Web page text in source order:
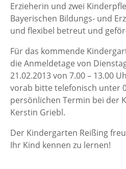
Erzieherin und zwei
Bayerischen Bildungs- und
und flexibel betreut und
Für das kommende
die Anmeldetage von
21.02.2013 von 7.00 – 13.00
vorab bitte telefonisch unter
persönlichen Termin bei der
Kerstin Griebl.
Der Kindergarten Reißing
Ihr Kind kennen zu lernen!